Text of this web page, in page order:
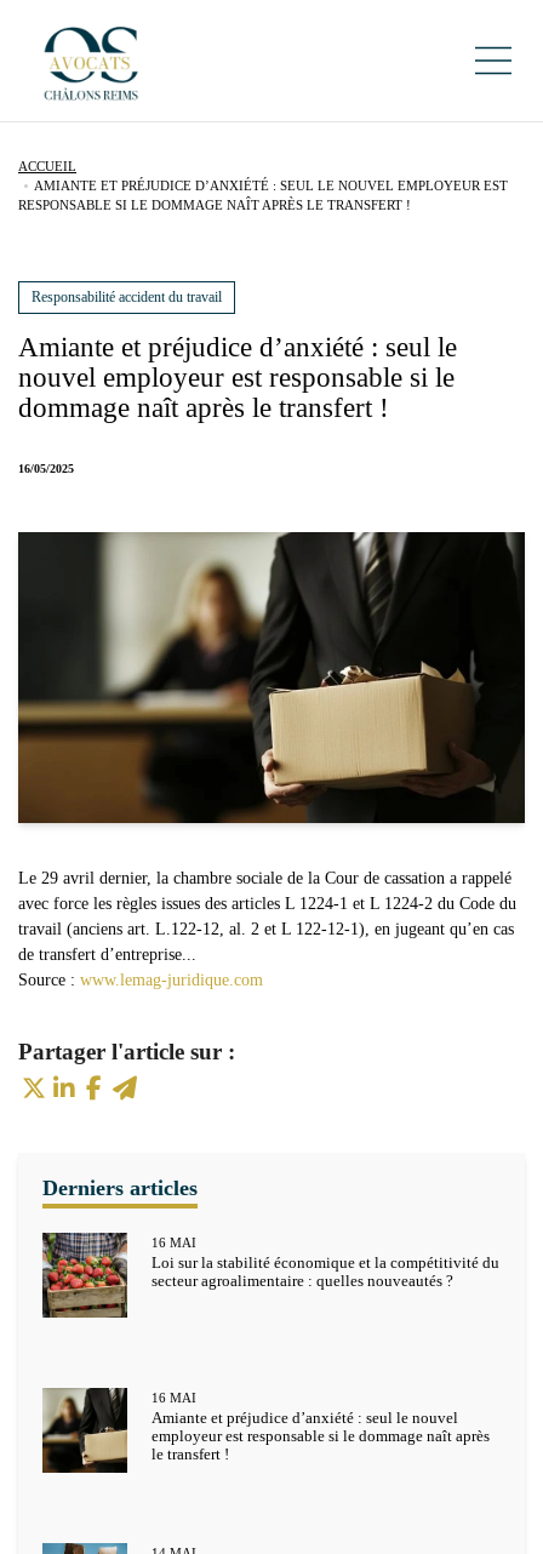
ACCUEIL
AMIANTE ET PRÉJUDICE D’ANXIÉTÉ : SEUL LE NOUVEL EMPLOYEUR EST
RESPONSABLE SI LE DOMMAGE NAÎT APRÈS LE TRANSFERT !
Amiante et préjudice d’anxiété : seul le
nouvel employeur est responsable si le
dommage naît après le transfert !
16/05/2025
Responsabilité accident du travail
Source : www.lemag-juridique.com
Le 29 avril dernier, la chambre sociale de la Cour de cassation a rappelé
avec force les règles issues des articles L 1224-1 et L 1224-2 du Code du
travail (anciens art. L.122-12, al. 2 et L 122-12-1), en jugeant qu’en cas
de transfert d’entreprise...
Loi sur la stabilité économique et la compétitivité du
secteur agroalimentaire : quelles nouveautés ?
16 MAI
Amiante et préjudice d’anxiété : seul le nouvel
employeur est responsable si le dommage naît après
le transfert !
16 MAI